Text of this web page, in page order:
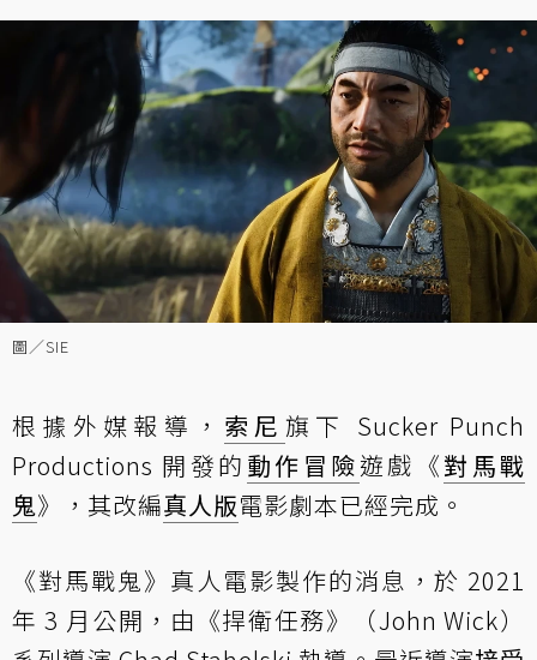
圖／SIE
根據外媒報導， 索尼 旗下 Sucker Punch
Productions 開發的 動作冒險遊戲《對馬戰
鬼》，其改編真人版電影劇本已經完成。
《對馬戰鬼》真人電影製作的消息，於 2021
年 3 月公開，由《捍衛任務》（John Wick）